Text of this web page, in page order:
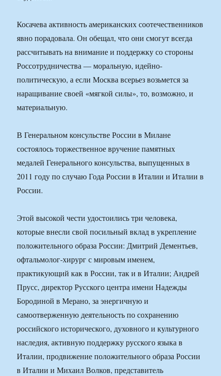
Косачева активность американских соотечественников
явно порадовала. Он обещал, что они смогут всегда
рассчитывать на внимание и поддержку со стороны
Россотрудничества — моральную, идейно-
политическую, а если Москва всерьез возьмется за
наращивание своей «мягкой силы», то, возможно, и
материальную.
В Генеральном консульстве России в Милане
состоялось торжественное вручение памятных
медалей Генерального консульства, выпущенных в
2011 году по случаю Года России в Италии и Италии в
России.
Этой высокой чести удостоились три человека,
которые внесли свой посильный вклад в укрепление
положительного образа России: Дмитрий Дементьев,
офтальмолог-хирург с мировым именем,
практикующий как в России, так и в Италии; Андрей
Прусс, директор Русского центра имени Надежды
Бородиной в Мерано, за энергичную и
самоотверженную деятельность по сохранению
российского исторического, духовного и культурного
наследия, активную поддержку русского языка в
Италии, продвижение положительного образа России
в Италии и Михаил Волков, представитель